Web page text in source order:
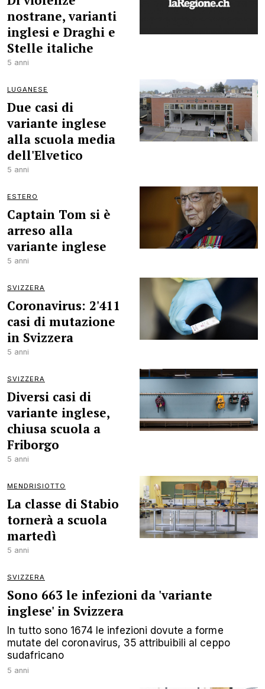
nostrane, varianti
inglesi e Draghi e
Stelle italiche
5 anni
LUGANESE
Due casi di
variante inglese
alla scuola media
dell'Elvetico
5 anni
ESTERO
Captain Tom si è
arreso alla
variante inglese
5 anni
SVIZZERA
Coronavirus: 2'411
casi di mutazione
in Svizzera
5 anni
SVIZZERA
Diversi casi di
variante inglese,
chiusa scuola a
Friborgo
5 anni
MENDRISIOTTO
La classe di Stabio
tornerà a scuola
martedì
5 anni
SVIZZERA
Sono 663 le infezioni da 'variante
inglese' in Svizzera
In tutto sono 1674 le infezioni dovute a forme
mutate del coronavirus, 35 attribuibili al ceppo
sudafricano
5 anni